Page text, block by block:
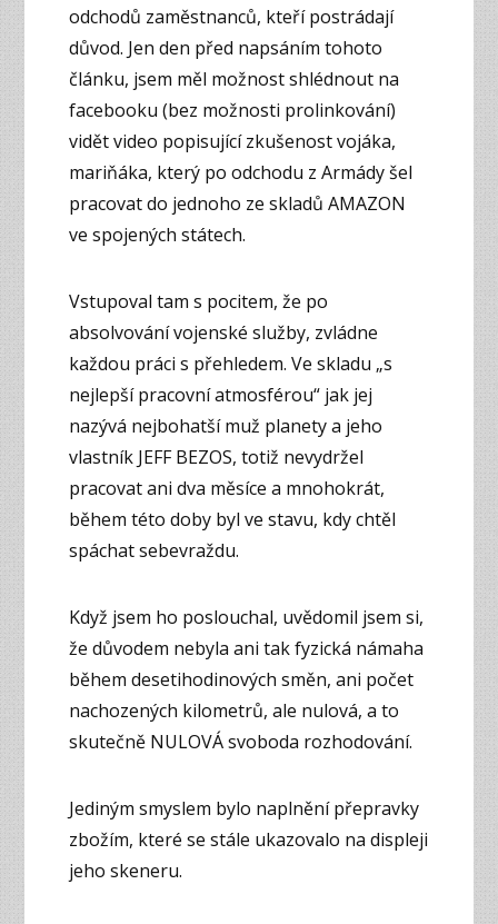
odchodů zaměstnanců, kteří postrádají
důvod. Jen den před napsáním tohoto
článku, jsem měl možnost shlédnout na
facebooku (bez možnosti prolinkování)
vidět video popisující zkušenost vojáka,
mariňáka, který po odchodu z Armády šel
pracovat do jednoho ze skladů AMAZON
ve spojených státech.
Vstupoval tam s pocitem, že po
absolvování vojenské služby, zvládne
každou práci s přehledem. Ve skladu „s
nejlepší pracovní atmosférou“ jak jej
nazývá nejbohatší muž planety a jeho
vlastník JEFF BEZOS, totiž nevydržel
pracovat ani dva měsíce a mnohokrát,
během této doby byl ve stavu, kdy chtěl
spáchat sebevraždu.
Když jsem ho poslouchal, uvědomil jsem si,
že důvodem nebyla ani tak fyzická námaha
během desetihodinových směn, ani počet
nachozených kilometrů, ale nulová, a to
skutečně NULOVÁ svoboda rozhodování.
Jediným smyslem bylo naplnění přepravky
zbožím, které se stále ukazovalo na displeji
jeho skeneru.